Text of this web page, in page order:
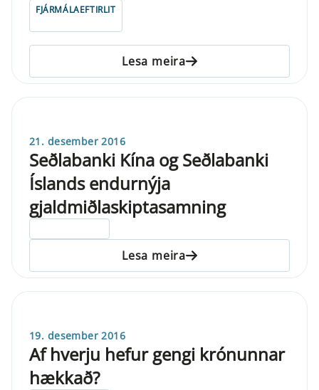
FJÁRMÁLAEFTIRLIT
Lesa meira
21. desember 2016
Seðlabanki Kína og Seðlabanki
Íslands endurnýja
gjaldmiðlaskiptasamning
Lesa meira
19. desember 2016
Af hverju hefur gengi krónunnar
hækkað?